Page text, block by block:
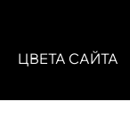
ЦВЕТА САЙТА